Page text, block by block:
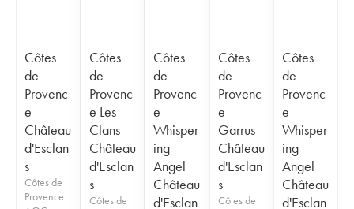
Côtes
de
Provenc
e
Château
d'Esclan
s
Côtes de
Provence
Côtes
de
Provenc
e Les
Clans
Château
d'Esclan
s
Côtes de
Côtes
de
Provenc
e
Whisper
ing
Angel
Château
d'Esclan
Côtes
de
Provenc
e
Garrus
Château
d'Esclan
s
Côtes de
Côtes
de
Provenc
e
Whisper
ing
Angel
Château
d'Esclan